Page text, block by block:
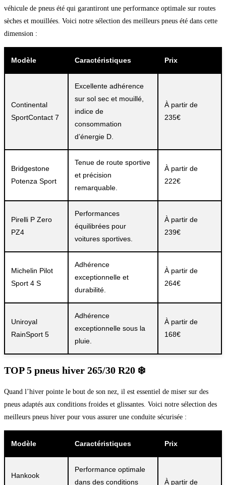
véhicule de pneus été qui garantiront une performance optimale sur routes
sèches et mouillées. Voici notre sélection des meilleurs pneus été dans cette
dimension :
Modèle Caractéristiques Prix
Continental
SportContact 7
Excellente adhérence
sur sol sec et mouillé,
indice de
consommation
d’énergie D.
À partir de
235€
Bridgestone
Potenza Sport
Tenue de route sportive
et précision
remarquable.
À partir de
222€
Pirelli P Zero
PZ4
Performances
équilibrées pour
voitures sportives.
À partir de
239€
Michelin Pilot
Sport 4 S
Adhérence
exceptionnelle et
durabilité.
À partir de
264€
Uniroyal
RainSport 5
Adhérence
exceptionnelle sous la
pluie.
À partir de
168€
TOP 5 pneus hiver 265/30 R20 ❄️
Quand l’hiver pointe le bout de son nez, il est essentiel de miser sur des
pneus adaptés aux conditions froides et glissantes. Voici notre sélection des
meilleurs pneus hiver pour vous assurer une conduite sécurisée :
Modèle Caractéristiques Prix
Hankook
Performance optimale
dans des conditions
À partir de